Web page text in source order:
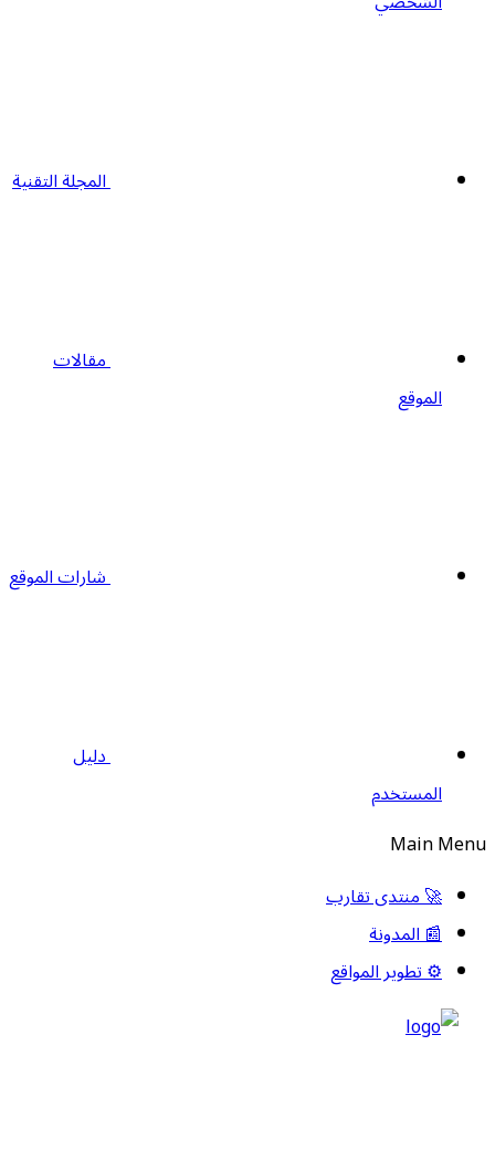
المجلة التقنية
مقالات
الموقع
شارات الموقع
دليل
المستخدم
Main Menu
🚀 منتدى تقارب
📰 المدونة
⚙️ تطوير المواقع